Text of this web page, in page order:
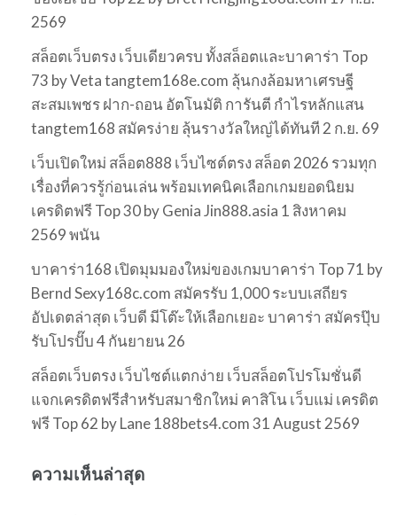
2569
สล็อตเว็บตรง เว็บเดียวครบ ทั้งสล็อตและบาคาร่า Top
73 by Veta tangtem168e.com ลุ้นกงล้อมหาเศรษฐี
สะสมเพชร ฝาก-ถอน อัตโนมัติ การันตี กำไรหลักแสน
tangtem168 สมัครง่าย ลุ้นรางวัลใหญ่ได้ทันที 2 ก.ย. 69
เว็บเปิดใหม่ สล็อต888 เว็บไซต์ตรง สล็อต 2026 รวมทุก
เรื่องที่ควรรู้ก่อนเล่น พร้อมเทคนิคเลือกเกมยอดนิยม
เครดิตฟรี Top 30 by Genia Jin888.asia 1 สิงหาคม
2569 พนัน
บาคาร่า168 เปิดมุมมองใหม่ของเกมบาคาร่า Top 71 by
Bernd Sexy168c.com สมัครรับ 1,000 ระบบเสถียร
อัปเดตล่าสุด เว็บดี มีโต๊ะให้เลือกเยอะ บาคาร่า สมัครปุ๊บ
รับโปรปั๊บ 4 กันยายน 26
สล็อตเว็บตรง เว็บไซต์แตกง่าย เว็บสล็อตโปรโมชั่นดี
แจกเครดิตฟรีสำหรับสมาชิกใหม่ คาสิโน เว็บแม่ เครดิต
ฟรี Top 62 by Lane 188bets4.com 31 August 2569
ความเห็นล่าสุด